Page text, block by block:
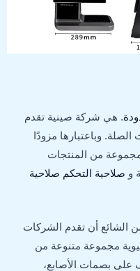
. هي شركة صينية تقدم
وباعتبارها مزودًا
مجموعة من المنتجات
و صلاحية التحكم صلاحية
الشائع أن تقدم الشركات
مجموعة متنوعة من
على بصمات الأصابع،